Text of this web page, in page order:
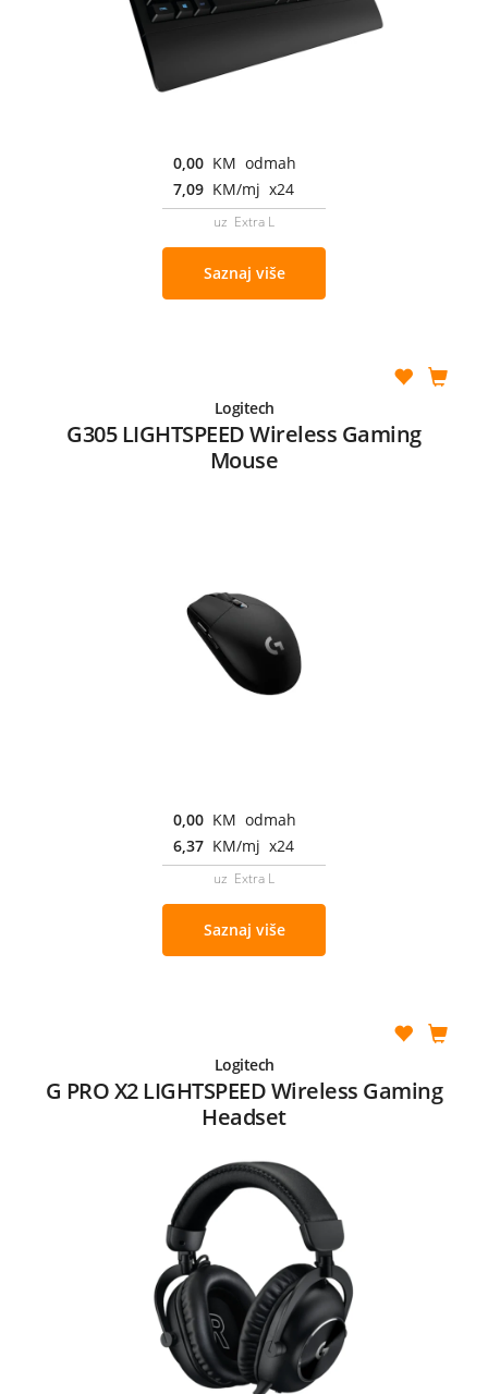
0,00 KM odmah
7,09 KM/mj x24
uz Extra L
Saznaj više
Logitech
G305 LIGHTSPEED Wireless Gaming
Mouse
0,00 KM odmah
6,37 KM/mj x24
uz Extra L
Saznaj više
Logitech
G PRO X2 LIGHTSPEED Wireless Gaming
Headset